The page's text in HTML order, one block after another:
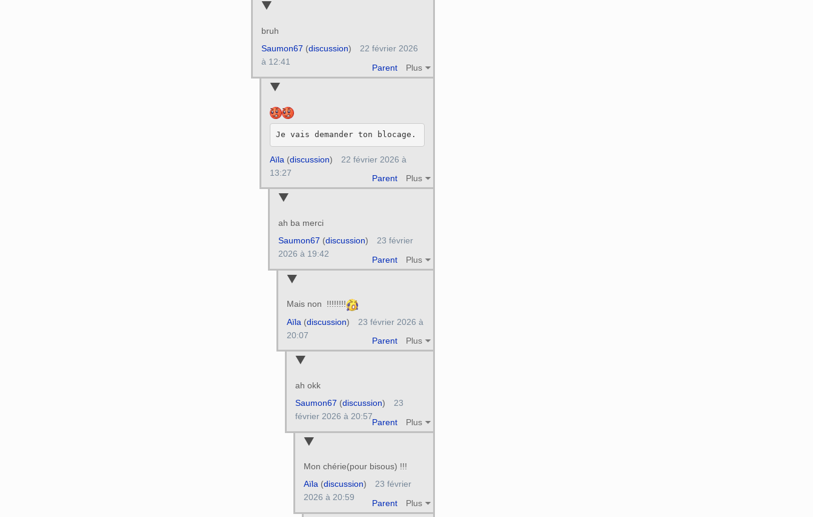
bruh
Parent Plus
Saumon67 (discussion)
22 février 2026
à 12:41
Parent Plus
Aïla (discussion)
22 février 2026 à
13:27
ah ba merci
Parent Plus
Saumon67 (discussion)
23 février
2026 à 19:42
Mais non !!!!!!!!
Parent Plus
Aïla (discussion)
23 février 2026 à
20:07
ah okk
Parent Plus
Saumon67 (discussion)
23
février 2026 à 20:57
Mon chérie(pour bisous) !!!
Parent Plus
Aïla(discussion)
23 février
2026 à 20:59